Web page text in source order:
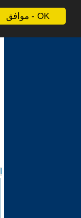
موافق - OK